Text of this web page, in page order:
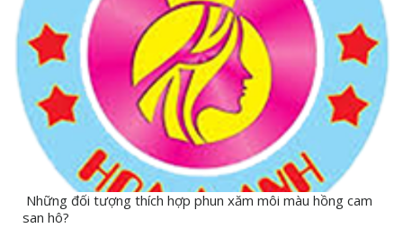
Những đối tượng thích hợp phun xăm môi màu hồng cam
san hô?